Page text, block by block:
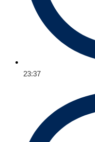
23:37